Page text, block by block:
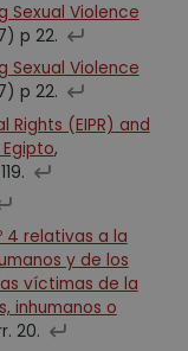
Sexual Violence
p 22.
Sexual Violence
p 22.
Rights (EIPR) and
,
4 relativas a la
y de los
víctimas de la
inhumanos o
20.